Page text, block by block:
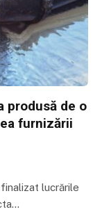
produsă de o
furnizării
lucrările